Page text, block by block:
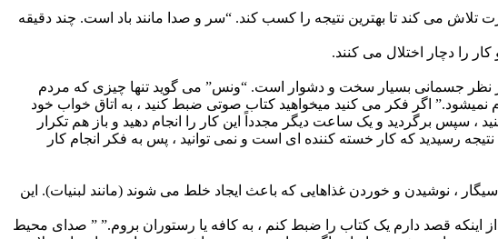
تلاش می کند تا بهترین نتیجه را کسب کند. “سر و صدا مانند باد است. چند دقیقه
را دچار اختلال می کنند.
نظر جسمانی بسیار سخت و دشوار است. “ونس” می گوید تنها چیزی که مردم
اگر فکر می کنید میخواهید کتاب صوتی ضبط کنید ، به اتاق خواب خود
، سپس برگردید و یک ساعت دیگر مجدداً این کار را انجام دهید و باز هم تکرار
نتیجه رسیدید که کار خسته کننده ای است و نمی توانید ، پس به فکر انجام کار
، نوشیدن و خوردن غذاهایی که باعث ایجاد خلط می شوند (مانند لبنیات). این
اینکه قصد دارم یک کتاب را ضبط کنم ، به کافه یا رستوران بروم.” ” صدای محیط